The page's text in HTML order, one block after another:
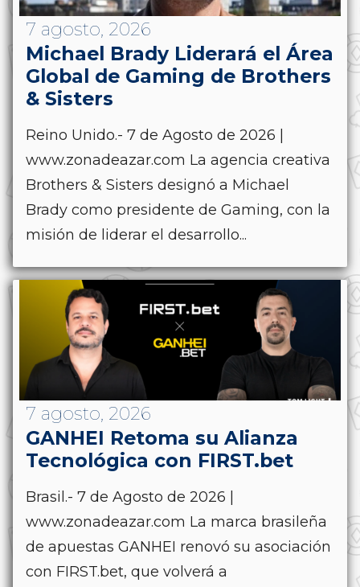
7 agosto, 2026
Michael Brady Liderará el Área
Global de Gaming de Brothers
& Sisters
Reino Unido.- 7 de Agosto de 2026 |
www.zonadeazar.com La agencia creativa
Brothers & Sisters designó a Michael
Brady como presidente de Gaming, con la
misión de liderar el desarrollo...
7 agosto, 2026
GANHEI Retoma su Alianza
Tecnológica con FIRST.bet
Brasil.- 7 de Agosto de 2026 |
www.zonadeazar.com La marca brasileña
de apuestas GANHEI renovó su asociación
con FIRST.bet, que volverá a